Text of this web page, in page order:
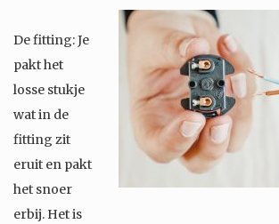
De fitting: Je
pakt het
losse stukje
wat in de
fitting zit
eruit en pakt
het snoer
erbij. Het is